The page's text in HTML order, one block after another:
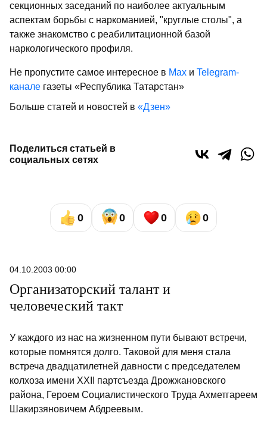
секционных заседаний по наиболее актуальным
аспектам борьбы с наркоманией, "круглые столы", а
также знакомство с реабилитационной базой
наркологического профиля.
Не пропустите самое интересное в Max и Telegram-
канале газеты «Республика Татарстан»
Больше статей и новостей в «Дзен»
Поделиться статьей в
социальных сетях
0 0 0 0
04.10.2003 00:00
Организаторский талант и
человеческий такт
У каждого из нас на жизненном пути бывают встречи,
которые помнятся долго. Таковой для меня стала
встреча двадцатилетней давности с председателем
колхоза имени ХХII партсъезда Дрожжановского
района, Героем Социалистического Труда Ахметгареем
Шакирзяновичем Абдреевым.